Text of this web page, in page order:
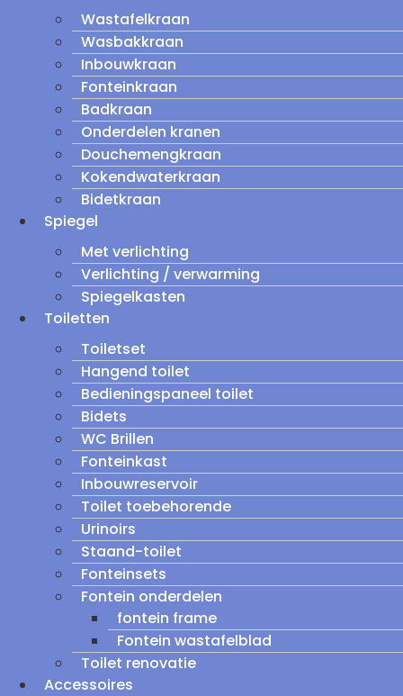
Wastafelkraan
Wasbakkraan
Inbouwkraan
Fonteinkraan
Badkraan
Onderdelen kranen
Douchemengkraan
Kokendwaterkraan
Bidetkraan
Spiegel
Met verlichting
Verlichting / verwarming
Spiegelkasten
Toiletten
Toiletset
Hangend toilet
Bedieningspaneel toilet
Bidets
WC Brillen
Fonteinkast
Inbouwreservoir
Toilet toebehorende
Urinoirs
Staand-toilet
Fonteinsets
Fontein onderdelen
fontein frame
Fontein wastafelblad
Toilet renovatie
Accessoires